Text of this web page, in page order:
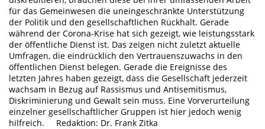
für das Gemeinwesen die uneingeschränkte Unterstützung
der Politik und den gesellschaftlichen Rückhalt. Gerade
während der Corona-Krise hat sich gezeigt, wie leistungsstark
der öffentliche Dienst ist. Das zeigen nicht zuletzt aktuelle
Umfragen, die eindrücklich den Vertrauenszuwachs in den
öffentlichen Dienst belegen. Gerade die Ereignisse des
letzten Jahres haben gezeigt, dass die Gesellschaft jederzeit
wachsam in Bezug auf Rassismus und Antisemitismus,
Diskriminierung und Gewalt sein muss. Eine Vorverurteilung
einzelner gesellschaftlicher Gruppen ist hier jedoch wenig
hilfreich. Redaktion: Dr. Frank Zitka